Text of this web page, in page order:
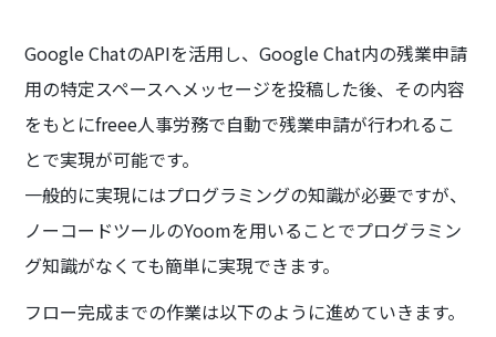
Google ChatのAPIを活用し、Google Chat内の残業申請
用の特定スペースへメッセージを投稿した後、その内容
をもとにfreee人事労務で自動で残業申請が行われるこ
とで実現が可能です。
一般的に実現にはプログラミングの知識が必要ですが、
ノーコードツールのYoomを用いることでプログラミン
グ知識がなくても簡単に実現できます。
フロー完成までの作業は以下のように進めていきます。